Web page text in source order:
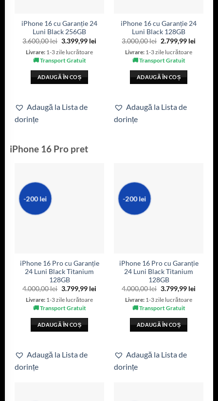
iPhone 16 cu Garanție 24
Luni Black 256GB
3.600,00lei 3.399,99 lei
Livrare: 1-3 zile lucrătoare
🚚 Transport Gratuit
ADAUGĂ ÎN COȘ
Adaugă la Lista de
dorințe
iPhone 16 cu Garanție 24
Luni Black 128GB
3.000,00lei 2.799,99 lei
Livrare: 1-3 zile lucrătoare
🚚 Transport Gratuit
ADAUGĂ ÎN COȘ
Adaugă la Lista de
dorințe
iPhone 16 Pro pret
-200 lei
iPhone 16 Pro cu Garanție
24 Luni Black Titanium
128GB
4.000,00lei 3.799,99 lei
Livrare: 1-3 zile lucrătoare
🚚 Transport Gratuit
ADAUGĂ ÎN COȘ
Adaugă la Lista de
dorințe
-200 lei
iPhone 16 Pro cu Garanție
24 Luni Black Titanium
128GB
4.000,00lei 3.799,99 lei
Livrare: 1-3 zile lucrătoare
🚚 Transport Gratuit
ADAUGĂ ÎN COȘ
Adaugă la Lista de
dorințe